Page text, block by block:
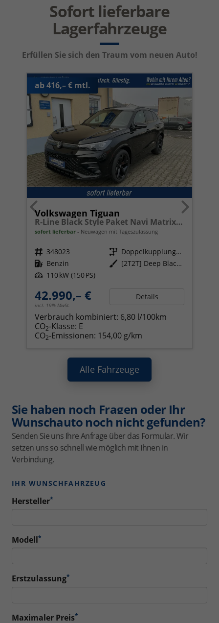
Sofort lieferbare
Lagerfahrzeuge
Erfüllen Sie sich den Traum vom neuen Auto!
ab 416,– € mtl.
Volkswagen Tiguan
R-Line Black Style Paket Navi Matrix-LED ACC
sofort lieferbar Neuwagen mit Tageszulassung
Fahrzeugnr. 348023 Getriebe
Doppelkupplungsgetriebe (DSG)
Kraftstoff Benzin Außenfarbe
[2T2T] Deep Black Perleffekt
Leistung 110 kW (150 PS)
42.990,– €
incl. 19% MwSt.
Details
Verbrauch kombiniert: 6,80 l/100km
CO2-Klasse: E
CO2-Emissionen: 154,00 g/km
Alle Fahrzeuge
Sie haben noch Fragen oder Ihr
Wunschauto noch nicht gefunden?
Senden Sie uns Ihre Anfrage über das Formular. Wir
setzen uns so schnell wie möglich mit Ihnen in
Verbindung.
IHR WUNSCHFAHRZEUG
Hersteller*
Modell*
Erstzulassung*
Maximaler Preis*